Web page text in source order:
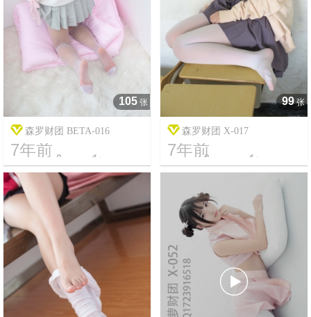
105 张
森罗财团 BETA-016
7年前
6 2519
99 张
森罗财团 X-017
7年前
13 2710
